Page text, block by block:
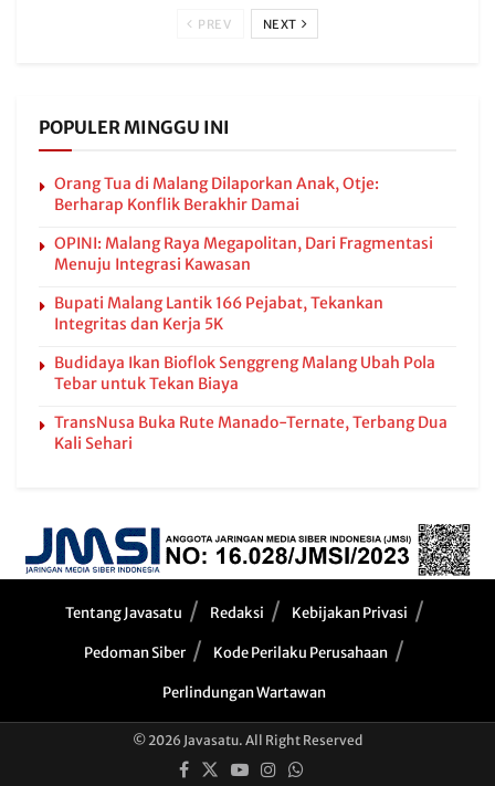
PREV NEXT
POPULER MINGGU INI
Orang Tua di Malang Dilaporkan Anak, Otje:
Berharap Konflik Berakhir Damai
OPINI: Malang Raya Megapolitan, Dari Fragmentasi
Menuju Integrasi Kawasan
Bupati Malang Lantik 166 Pejabat, Tekankan
Integritas dan Kerja 5K
Budidaya Ikan Bioflok Senggreng Malang Ubah Pola
Tebar untuk Tekan Biaya
TransNusa Buka Rute Manado-Ternate, Terbang Dua
Kali Sehari
Tentang Javasatu Redaksi Kebijakan Privasi
Pedoman Siber Kode Perilaku Perusahaan
Perlindungan Wartawan
© 2026 Javasatu. All Right Reserved